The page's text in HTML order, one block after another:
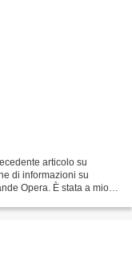
articolo su
di informazioni su
Opera. È stata a mio